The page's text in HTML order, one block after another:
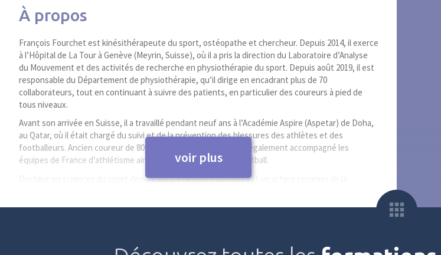
À propos
François Fourchet est kinésithérapeute du sport, ostéopathe et chercheur. Depuis 2014, il exerce
à l’Hôpital de La Tour à Genève (Meyrin, Suisse), où il a pris la direction du Laboratoire d’Analyse
du Mouvement et des activités de recherche en physiothérapie du sport. Depuis août 2019, il est
responsable du Département de physiothérapie, qu’il dirige en encadrant plus de 70
collaborateurs, tout en continuant à suivre des patients, en particulier des coureurs à pied de
tous niveaux.
Avant son arrivée en Suisse, il a travaillé pendant neuf ans à l’Académie Aspire (Aspetar) de Doha,
au Qatar, où il était chargé du suivi et de la prévention des blessures des athlètes et des
footballeurs. Ancien coureur de 800 mètres de haut niveau, il a également accompagné les
équipes de France d’athlétisme ainsi que le Stade de Reims football.
Docteur en sciences du sport depuis 2012, François Fourchet est un acteur reconnu de la
s’intéresse notamment à la prévention des blessures en course à pied, au rôle du gainage du pied
voir plus